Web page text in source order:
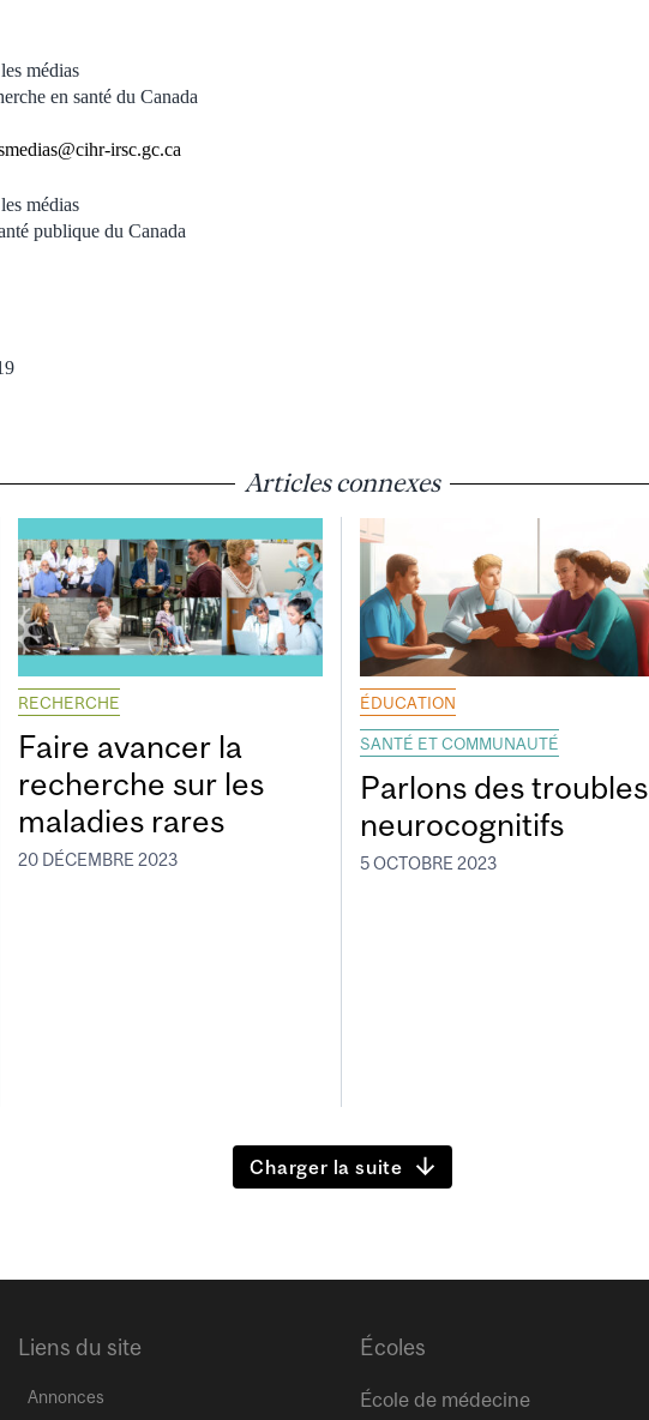
médias
en santé du Canada
irsc.gc.ca
médias
publique du Canada
Articles connexes
RECHERCHE
Faire avancer la
recherche sur les
maladies rares
20 DÉCEMBRE 2023
ÉDUCATION
SANTÉ ET COMMUNAUTÉ
Parlons des troubles
neurocognitifs
5 OCTOBRE 2023
Charger la suite
Liens du site
Annonces
Écoles
École de médecine